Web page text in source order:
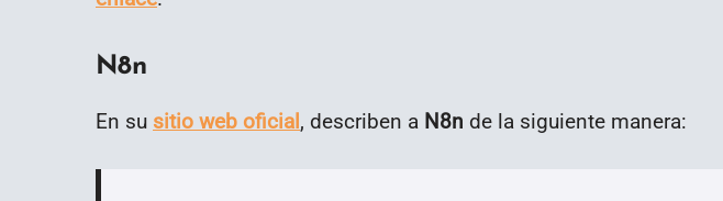
N8n
En su sitio web oficial, describen a N8n de la siguiente manera: